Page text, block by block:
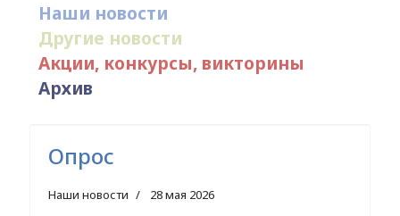
Наши новости
Другие новости
Акции, конкурсы, викторины
Архив
Опрос
Наши новости 28 мая 2026